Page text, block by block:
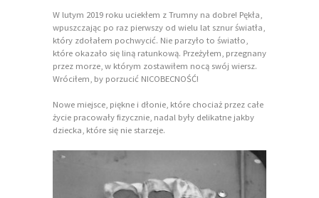
W lutym 2019 roku uciekłem z Trumny na dobre! Pękła,
wpuszczając po raz pierwszy od wielu lat sznur światła,
który zdołałem pochwycić. Nie parzyło to światło,
które okazało się liną ratunkową. Przeżyłem, przegnany
przez morze, w którym zostawiłem nocą swój wiersz.
Wróciłem, by porzucić NICOBECNOŚĆ!
Nowe miejsce, piękne i dłonie, które chociaż przez całe
życie pracowały fizycznie, nadal były delikatne jakby
dziecka, które się nie starzeje.